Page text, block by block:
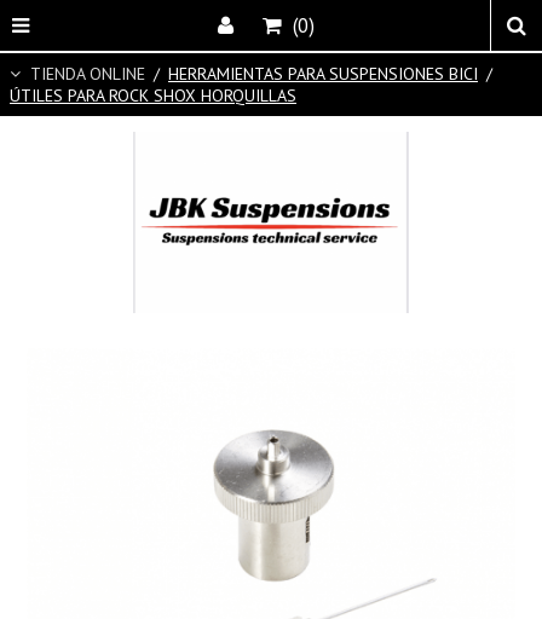
(0)
TIENDA ONLINE / HERRAMIENTAS PARA SUSPENSIONES BICI /
ÚTILES PARA ROCK SHOX HORQUILLAS